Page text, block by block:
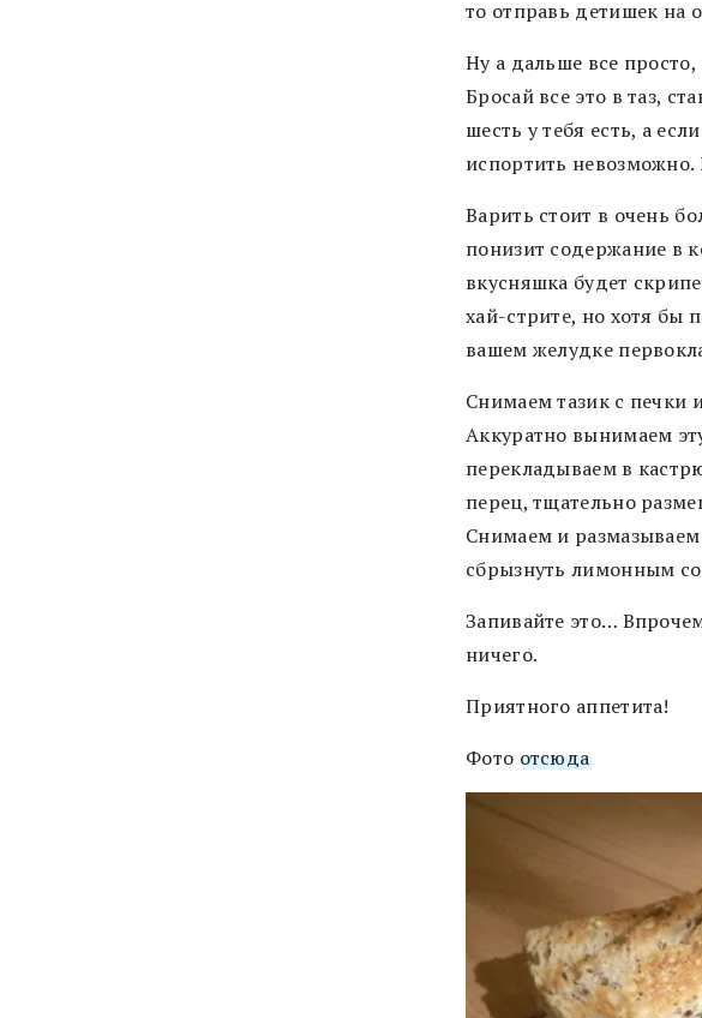
то отправь детишек на
Ну а дальше все
Бросай все это в таз,
шесть у тебя есть, а
испортить
Варить стоит в очень
понизит содержание в
вкусняшка будет
хай-стрите, но хотя бы
вашем желудке
Снимаем тазик с печки
Аккуратно вынимаем
перекладываем в
перец, тщательно
Снимаем и
сбрызнуть лимонным
Запивайте это…
ничего.
Приятного аппетита!
Фото отсюда